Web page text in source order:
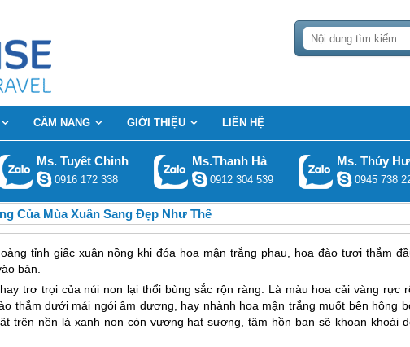
CẨM NANG GIỚI THIỆU LIÊN HỆ
Ms. Tuyết Chinh
0916 172 338
Ms.Thanh Hà
0912 304 539
Ms. Thúy
0945 738
Của Mùa Xuân Sang Đẹp Như Thế
tỉnh giấc xuân nồng khi đóa hoa mận trắng phau, hoa đào tươi thắm
bản.
trơ trọi của núi non lại thổi bùng sắc rộn ràng. Là màu hoa cải vàng rực
thắm dưới mái ngói âm dương, hay nhành hoa mận trắng muốt bên hông
trên nền lá xanh non còn vương hạt sương, tâm hồn bạn sẽ khoan khoái